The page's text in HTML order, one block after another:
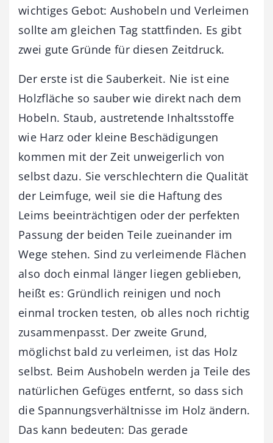
wichtiges Gebot: Aushobeln und Verleimen
sollte am gleichen Tag stattfinden. Es gibt
zwei gute Gründe für diesen Zeitdruck.
Der erste ist die Sauberkeit. Nie ist eine
Holzfläche so sauber wie direkt nach dem
Hobeln. Staub, austretende Inhaltsstoffe
wie Harz oder kleine Beschädigungen
kommen mit der Zeit unweigerlich von
selbst dazu. Sie verschlechtern die Qualität
der Leimfuge, weil sie die Haftung des
Leims beeinträchtigen oder der perfekten
Passung der beiden Teile zueinander im
Wege stehen. Sind zu verleimende Flächen
also doch einmal länger liegen geblieben,
heißt es: Gründlich reinigen und noch
einmal trocken testen, ob alles noch richtig
zusammenpasst. Der zweite Grund,
möglichst bald zu verleimen, ist das Holz
selbst. Beim Aushobeln werden ja Teile des
natürlichen Gefüges entfernt, so dass sich
die Spannungsverhältnisse im Holz ändern.
Das kann bedeuten: Das gerade